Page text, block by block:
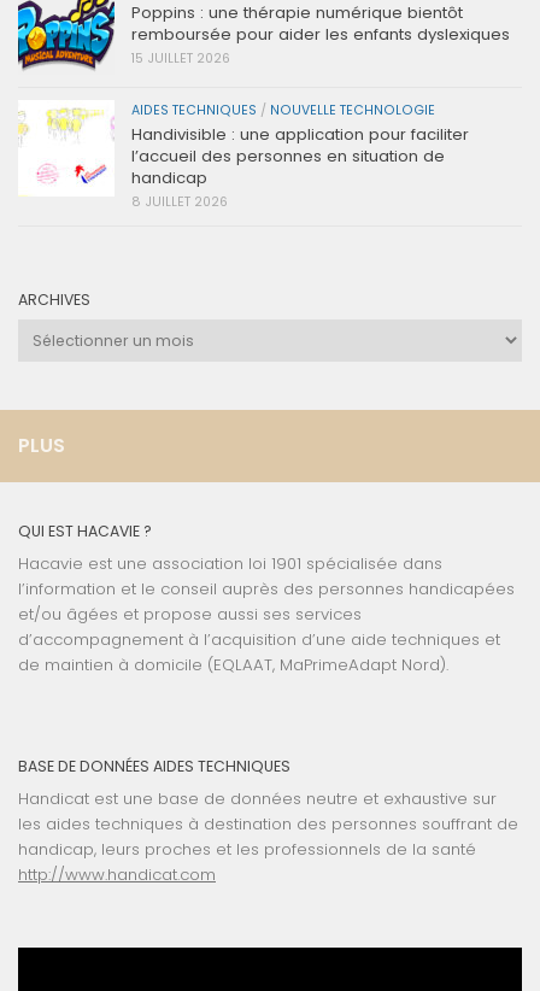
Poppins : une thérapie numérique bientôt
remboursée pour aider les enfants dyslexiques
15 JUILLET 2026
AIDES TECHNIQUES / NOUVELLE TECHNOLOGIE
Handivisible : une application pour faciliter
l’accueil des personnes en situation de
handicap
8 JUILLET 2026
ARCHIVES
Archives
PLUS
QUI EST HACAVIE ?
Hacavie est une association loi 1901 spécialisée dans
l’information et le conseil auprès des personnes handicapées
et/ou âgées et propose aussi ses services
d’accompagnement à l’acquisition d’une aide techniques et
de maintien à domicile (EQLAAT, MaPrimeAdapt Nord).
BASE DE DONNÉES AIDES TECHNIQUES
Handicat est une base de données neutre et exhaustive sur
les aides techniques à destination des personnes souffrant de
handicap, leurs proches et les professionnels de la santé
http://www.handicat.com